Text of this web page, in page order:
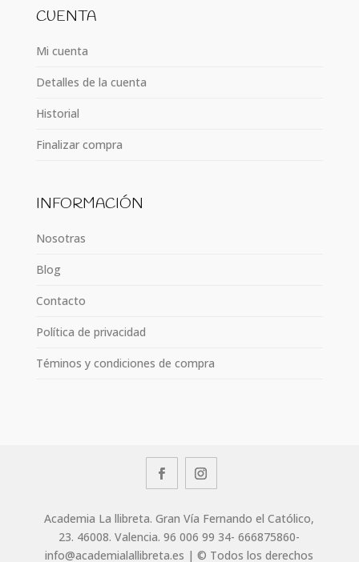
CUENTA
Mi cuenta
Detalles de la cuenta
Historial
Finalizar compra
INFORMACIÓN
Nosotras
Blog
Contacto
Política de privacidad
Téminos y condiciones de compra
Academia La llibreta. Gran Vía Fernando el Católico,
23. 46008. Valencia. 96 006 99 34- 666875860-
info@academialallibreta.es | © Todos los derechos